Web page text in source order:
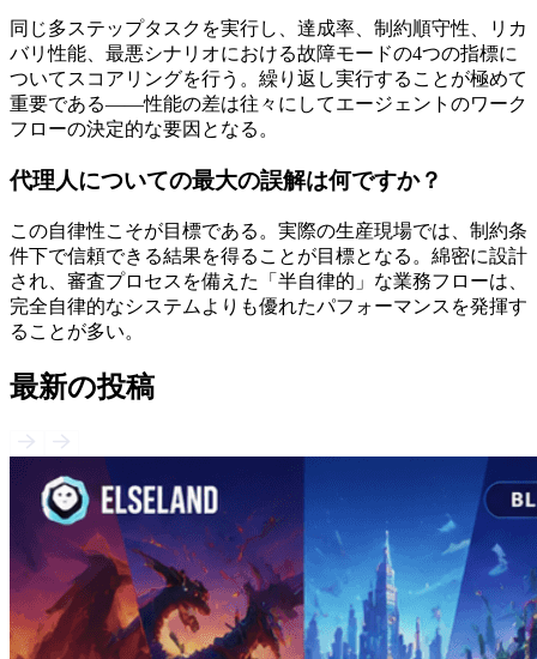
同じ多ステップタスクを実行し、達成率、制約順守性、リカ
バリ性能、最悪シナリオにおける故障モードの4つの指標に
ついてスコアリングを行う。繰り返し実行することが極めて
重要である——性能の差は往々にしてエージェントのワーク
フローの決定的な要因となる。
代理人についての最大の誤解は何ですか？
この自律性こそが目標である。実際の生産現場では、制約条
件下で信頼できる結果を得ることが目標となる。綿密に設計
され、審査プロセスを備えた「半自律的」な業務フローは、
完全自律的なシステムよりも優れたパフォーマンスを発揮す
ることが多い。
最新の投稿